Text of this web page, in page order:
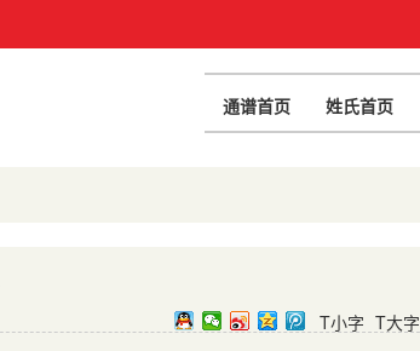
通谱首页 姓氏首页
T小字 T大字